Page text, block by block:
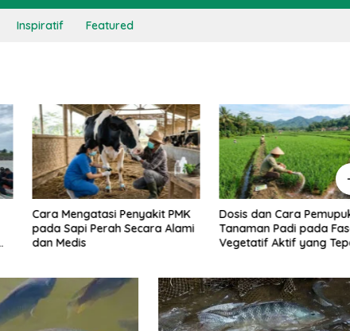
Inspiratif Featured
Cara Mengatasi Penyakit PMK
pada Sapi Perah Secara Alami
dan Medis
Dosis dan Cara Pemupukan
Tanaman Padi pada Fase
Vegetatif Aktif yang Tepat